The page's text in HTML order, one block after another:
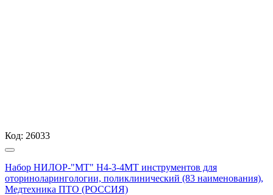
Код: 26033
Набор НИЛОР-"МТ" Н4-3-4МТ инструментов для
оториноларингологии, поликлинический (83 наименования),
Медтехника ПТО (РОССИЯ)